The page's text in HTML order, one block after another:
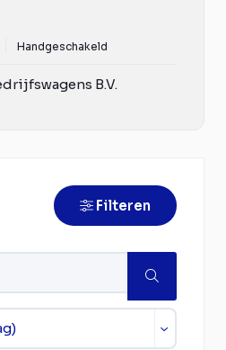
Handgeschakeld
B.V.
Filteren